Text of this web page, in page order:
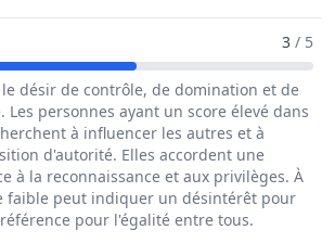
Métier De Chargé / Chargée
3 / 5
désir de contrôle, de domination et de
Les personnes ayant un score élevé dans
à influencer les autres et à
d'autorité. Elles accordent une
à la reconnaissance et aux privilèges. À
faible peut indiquer un désintérêt pour
pour l'égalité entre tous.